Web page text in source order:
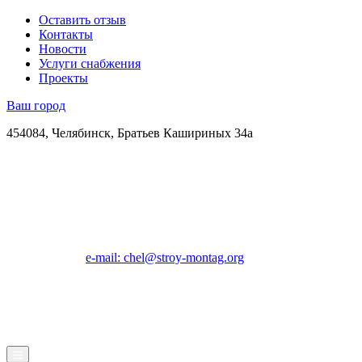
Оставить отзыв
Контакты
Новости
Услуги снабжения
Проекты
Ваш город
454084, Челябинск, Братьев Кашириных 34а
e-mail: chel@stroy-montag.org